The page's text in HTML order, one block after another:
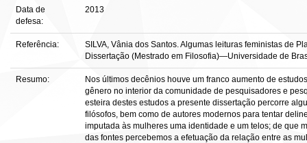
Data de
defesa:
2013
Referência:
SILVA, Vânia dos Santos. Algumas leituras feministas de
Dissertação (Mestrado em Filosofia)—Universidade de
Resumo:
Nos últimos decênios houve um franco aumento de
gênero no interior da comunidade de pesquisadores e
esteira destes estudos a presente dissertação percorre
filósofos, bem como de autores modernos para tentar
imputada às mulheres uma identidade e um telos; de que
das fontes percebemos a efetuação da relação entre as